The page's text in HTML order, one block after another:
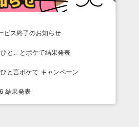
ビス終了のお知らせ
とことボケて結果発表
と言ボケて キャンペーン
結果発表